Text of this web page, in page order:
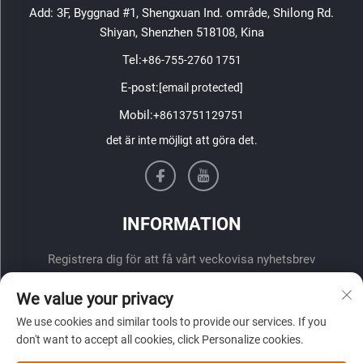
Add: 3F, Byggnad #1, Shengxuan Ind. område, Shilong Rd.
Shiyan, Shenzhen 518108, Kina
Tel:+86-755-2760 1751
E-post:[email protected]
Mobil:+8613751129751
det är inte möjligt att göra det.
INFORMATION
Registrera dig för att få vårt veckovisa nyhetsbrev
We value your privacy
We use cookies and similar tools to provide our services. If you
don't want to accept all cookies, click Personalize cookies.